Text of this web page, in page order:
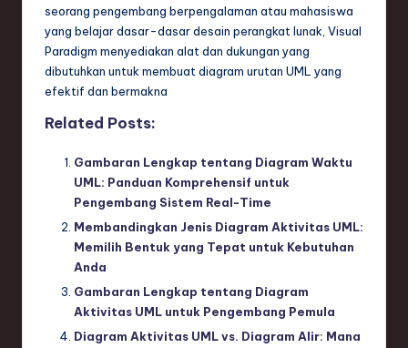
seorang pengembang berpengalaman atau mahasiswa
yang belajar dasar-dasar desain perangkat lunak, Visual
Paradigm menyediakan alat dan dukungan yang
dibutuhkan untuk membuat diagram urutan UML yang
efektif dan bermakna
Related Posts:
Gambaran Lengkap tentang Diagram Waktu
UML: Panduan Komprehensif untuk
Pengembang Sistem Real-Time
Membandingkan Jenis Diagram Aktivitas UML:
Memilih Bentuk yang Tepat untuk Kebutuhan
Anda
Gambaran Lengkap tentang Diagram
Aktivitas UML untuk Pengembang Pemula
Diagram Aktivitas UML vs. Diagram Alir: Mana